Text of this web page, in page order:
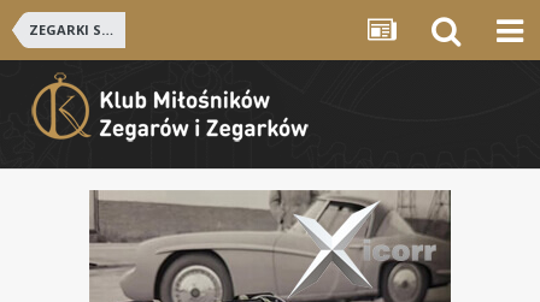
ZEGARKI SZWAJCARSKIE i NIEMIECKIE